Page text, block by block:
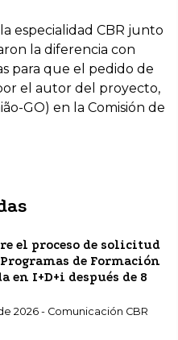
especialidad CBR junto
la diferencia con
para que el pedido de
el autor del proyecto,
GO) en la Comisión de
el proceso de solicitud
de Formación
en I+D+i después de 8
2026 - Comunicación CBR